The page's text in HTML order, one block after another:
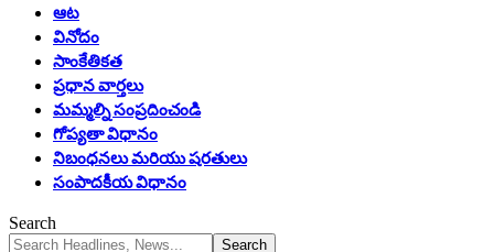
ఆట
వినోదం
సాంకేతికత
ప్రధాన వార్తలు
మమ్మల్ని సంప్రదించండి
గోప్యతా విధానం
నిబంధనలు మరియు షరతులు
సంపాదకీయ విధానం
Search